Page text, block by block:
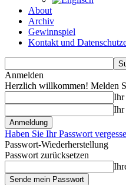
About
Archiv
Gewinnspiel
Kontakt und
Anmelden
Herzlich willkommen! Melden
Ihr
Ihr
Haben Sie Ihr Passwort
Passwort-Wiederherstellung
Passwort zurücksetzen